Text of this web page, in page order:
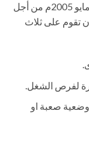
أعطى انطلاقتها الملك محمد السادس في 18 مايو 2005م من أجل
تقوم على ثلاث
لفرص الشغل.
صعبة او